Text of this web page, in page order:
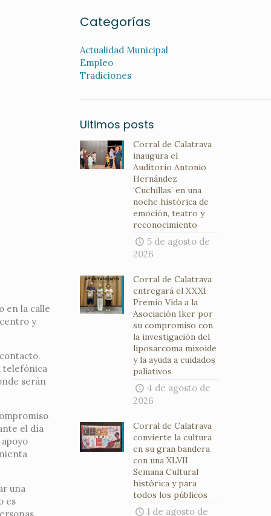
en la calle
y
telefónica
serán
el día
una
es
Categorías
Actualidad Municipal
Empleo
Tradiciones
Ultimos posts
Corral de Calatrava
inaugura el
Auditorio Antonio
Hernández
‘Cuchillas’ en una
noche histórica de
emoción, teatro y
reconocimiento
5 de agosto de
2026
Corral de Calatrava
entregará el XXXI
Premio Vida a la
Asociación Iker por
su compromiso con
la investigación del
liposarcoma mixoide
y la ayuda a cuidados
paliativos
4 de agosto de
2026
Corral de Calatrava
convierte la cultura
en su gran bandera
con una XLVII
Semana Cultural
histórica y para
todos los públicos
1 de agosto de